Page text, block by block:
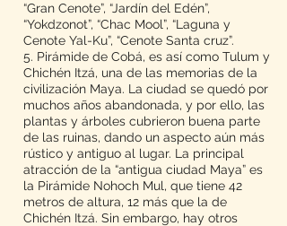
“Gran Cenote”, “Jardín del Edén”,
“Yokdzonot”, “Chac Mool”, “Laguna y
Cenote Yal-Ku”, “Cenote Santa cruz”.
5. Pirámide de Cobá, es así como Tulum y
Chichén Itzá, una de las memorias de la
civilización Maya. La ciudad se quedó por
muchos años abandonada, y por ello, las
plantas y árboles cubrieron buena parte
de las ruinas, dando un aspecto aún más
rústico y antiguo al lugar. La principal
atracción de la “antigua ciudad Maya” es
la Pirámide Nohoch Mul, que tiene 42
metros de altura, 12 más que la de
Chichén Itzá. Sin embargo, hay otros